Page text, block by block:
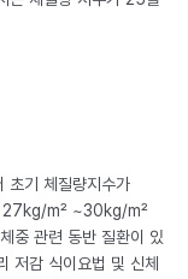
초기 체질량지수가
27kg/m² ~30kg/m²
중 관련 동반 질환이 있
저감 식이요법 및 신체